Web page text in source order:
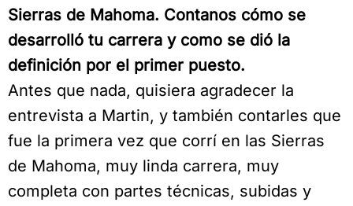
Sierras de Mahoma. Contanos cómo se
desarrolló tu carrera y como se dió la
definición por el primer puesto.
Antes que nada, quisiera agradecer la
entrevista a Martin, y también contarles que
fue la primera vez que corrí en las Sierras
de Mahoma, muy linda carrera, muy
completa con partes técnicas, subidas y